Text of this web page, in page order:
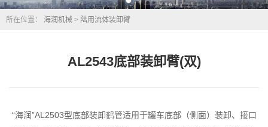
所在位置： 海润机械 > 陆用流体装卸臂
AL2543底部装卸臂(双)
“海润”AL2503型底部装卸鹤管适用于罐车底部（侧面）装卸、接口